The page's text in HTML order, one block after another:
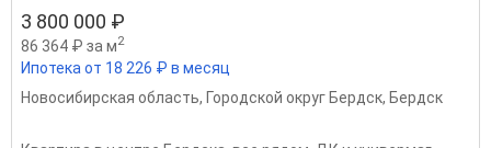
3 800 000 ₽
86 364 ₽ за м2
Ипотека от 18 226 ₽ в месяц
Новосибирская область, Городской округ Бердск, Бердск